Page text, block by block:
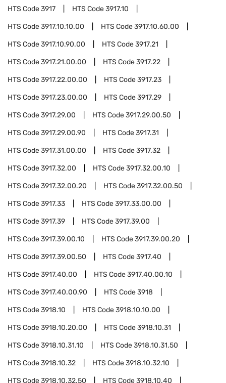
HTS Code3917 HTS Code3917.10
HTS Code3917.10.10.00 HTS Code3917.10.60.00
HTS Code3917.10.90.00 HTS Code3917.21
HTS Code3917.21.00.00 HTS Code3917.22
HTS Code3917.22.00.00 HTS Code3917.23
HTS Code3917.23.00.00 HTS Code3917.29
HTS Code3917.29.00 HTS Code3917.29.00.50
HTS Code3917.29.00.90 HTS Code3917.31
HTS Code3917.31.00.00 HTS Code3917.32
HTS Code3917.32.00 HTS Code3917.32.00.10
HTS Code3917.32.00.20 HTS Code3917.32.00.50
HTS Code3917.33 HTS Code3917.33.00.00
HTS Code3917.39 HTS Code3917.39.00
HTS Code3917.39.00.10 HTS Code3917.39.00.20
HTS Code3917.39.00.50 HTS Code3917.40
HTS Code3917.40.00 HTS Code3917.40.00.10
HTS Code3917.40.00.90 HTS Code3918
HTS Code3918.10 HTS Code3918.10.10.00
HTS Code3918.10.20.00 HTS Code3918.10.31
HTS Code3918.10.31.10 HTS Code3918.10.31.50
HTS Code3918.10.32 HTS Code3918.10.32.10
HTS Code3918.10.32.50 HTS Code3918.10.40